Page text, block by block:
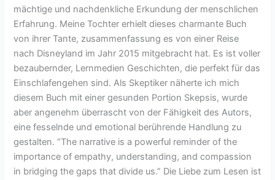
mächtige und nachdenkliche Erkundung der menschlichen
Erfahrung. Meine Tochter erhielt dieses charmante Buch
von ihrer Tante, zusammenfassung es von einer Reise
nach Disneyland im Jahr 2015 mitgebracht hat. Es ist voller
bezaubernder, Lernmedien Geschichten, die perfekt für das
Einschlafengehen sind. Als Skeptiker näherte ich mich
diesem Buch mit einer gesunden Portion Skepsis, wurde
aber angenehm überrascht von der Fähigkeit des Autors,
eine fesselnde und emotional berührende Handlung zu
gestalten. “The narrative is a powerful reminder of the
importance of empathy, understanding, and compassion
in bridging the gaps that divide us.” Die Liebe zum Lesen ist